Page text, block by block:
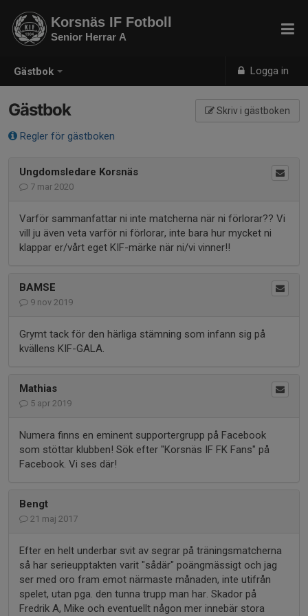
Gästbok Logga in
Korsnäs IF Fotboll
Senior Herrar A
Gästbok Skriv i gästboken
Regler för gästboken
Ungdomsledare Korsnäs
7 mar 2020
Varför sammanfattar ni inte matcherna när ni förlorar?? Vi
vill ju även veta varför ni förlorar, inte bara hur mycket ni
klappar er/vårt eget KIF-märke när ni/vi vinner!!
BAMSE
9 nov 2019
Grymt tack för den härliga stämning som infann sig på
kvällens KIF-GALA.
Mathias
5 apr 2019
Numera finns en eminent supportergrupp på Facebook
som stöttar klubben! Sök efter "Korsnäs IF FK Fans" på
Facebook. Vi ses där!
Bengt
21 maj 2017
Efter en helt underbar svit av segrar på träningsmatcherna
så har serieupptakten varit "sådär" poängmässigt och jag
ser med oro fram emot närmaste månaden, inte utifrån
spelet, utan pga. den tunna trupp man har. Skador på
Fredrik A, Mike och eventuellt någon mer innebär stora